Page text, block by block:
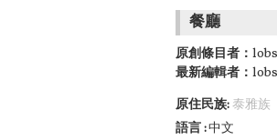
餐廳
原創條目者：
最新編輯者：
原住民族: 泰雅族
語言 中文